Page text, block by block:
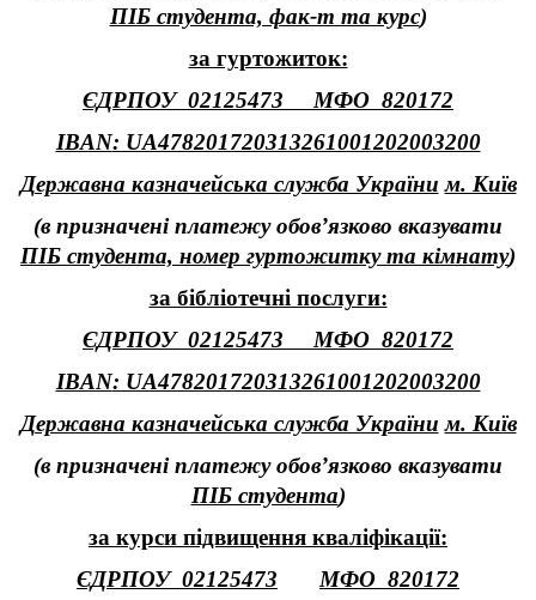
ПІБ студента, фак-т та курс)
за гуртожиток:
ЄДРПОУ 02125473 МФО 820172
IBAN: UA478201720313261001202003200
Державна казначейська служба України м. Київ
(в призначені платежу обов’язково вказувати
ПІБ студента, номер гуртожитку та кімнату)
за бібліотечні послуги:
ЄДРПОУ 02125473 МФО 820172
IBAN: UA478201720313261001202003200
Державна казначейська служба України м. Київ
(в призначені платежу обов’язково вказувати
ПІБ студента)
за курси підвищення кваліфікації:
ЄДРПОУ 02125473
МФО 820172